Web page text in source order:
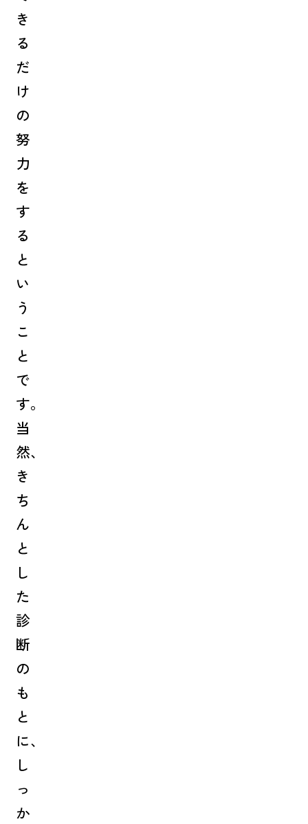
き
る
だ
け
の
努
力
を
す
る
と
い
う
こ
と
で
す。
当
然、
き
ち
ん
と
し
た
診
断
の
も
と
に、
し
っ
か